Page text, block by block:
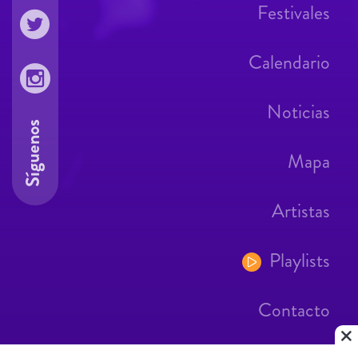
Festivales
Calendario
Noticias
Mapa
Artistas
Playlists
Contacto
Síguenos